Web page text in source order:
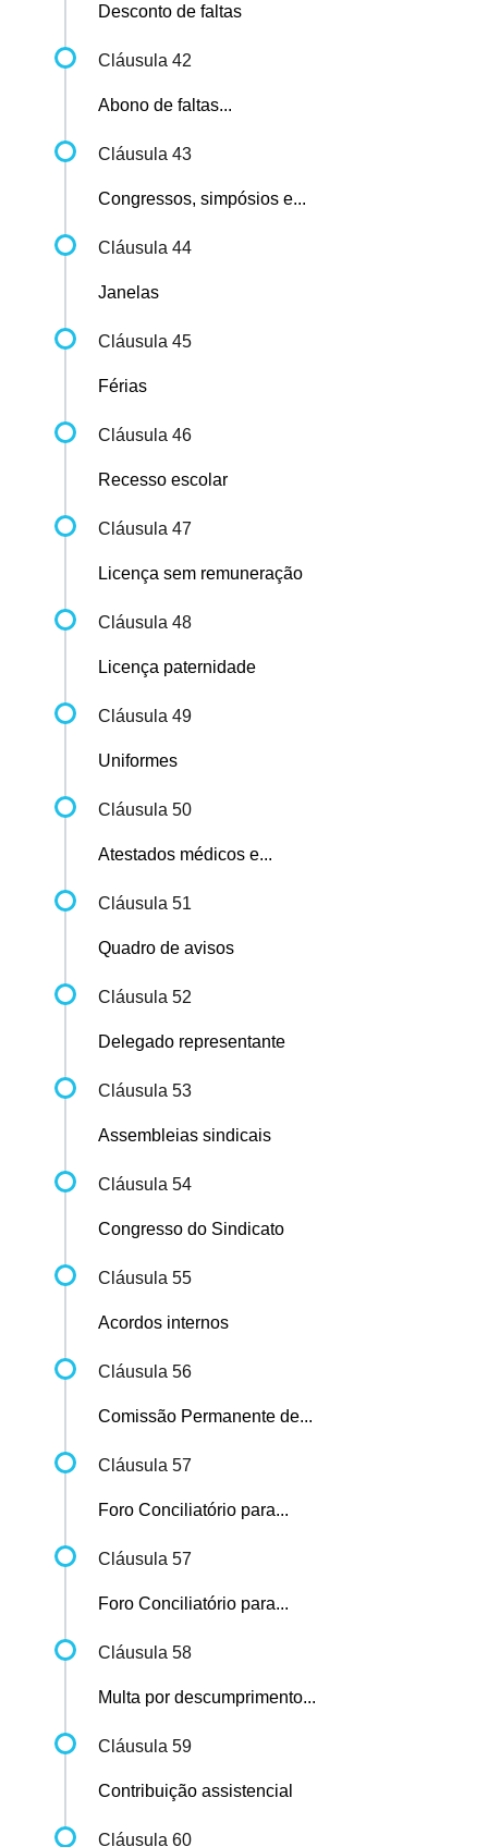
Desconto de faltas
Cláusula 42
Abono de faltas...
Cláusula 43
Congressos, simpósios e...
Cláusula 44
Janelas
Cláusula 45
Férias
Cláusula 46
Recesso escolar
Cláusula 47
Licença sem remuneração
Cláusula 48
Licença paternidade
Cláusula 49
Uniformes
Cláusula 50
Atestados médicos e...
Cláusula 51
Quadro de avisos
Cláusula 52
Delegado representante
Cláusula 53
Assembleias sindicais
Cláusula 54
Congresso do Sindicato
Cláusula 55
Acordos internos
Cláusula 56
Comissão Permanente de...
Cláusula 57
Foro Conciliatório para...
Cláusula 57
Foro Conciliatório para...
Cláusula 58
Multa por descumprimento...
Cláusula 59
Contribuição assistencial
Cláusula 60